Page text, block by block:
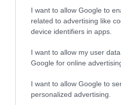
I want to allow Google to
related to advertising like
device identifiers in apps.
I want to allow my user
Google for online
I want to allow Google to
personalized advertising.
elszabadult a pokol. A város
általános lövöldözés tört ki, s
Stacy ugyan csak apró szemű
puskáját, de ezzel is leszedte
orvostanhallgató, Henry
utcán a banditák lelőttek egy